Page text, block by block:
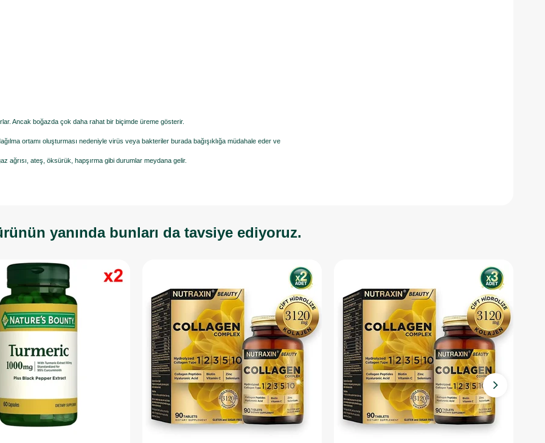
Ancak boğazda çok daha rahat bir biçimde üreme gösterir.
ortamı oluşturması nedeniyle virüs veya bakteriler burada bağışıklığa müdahale eder ve
ağrısı, ateş, öksürük, hapşırma gibi durumlar meydana gelir.
yanında bunları da tavsiye ediyoruz.